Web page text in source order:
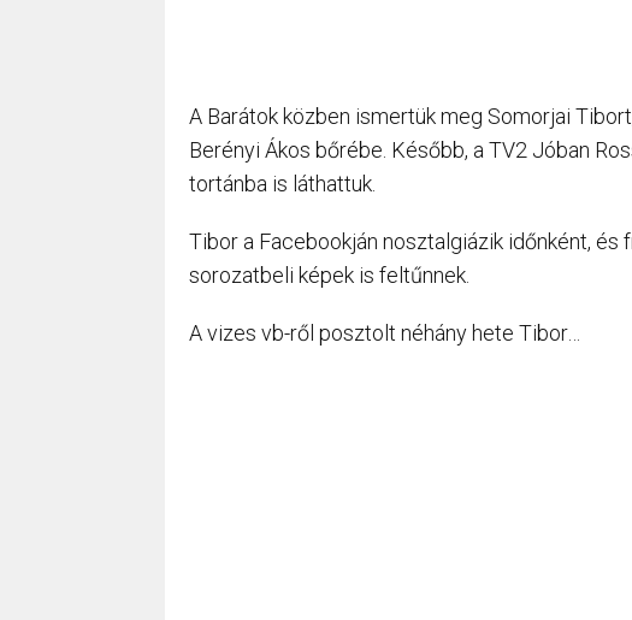
A Barátok közben ismertük meg Somorjai
Berényi Ákos bőrébe. Később, a TV2 Jóban
tortánba is láthattuk.
Tibor a Facebookján nosztalgiázik időnként,
sorozatbeli képek is feltűnnek.
A vizes vb-ről posztolt néhány hete Tibor…